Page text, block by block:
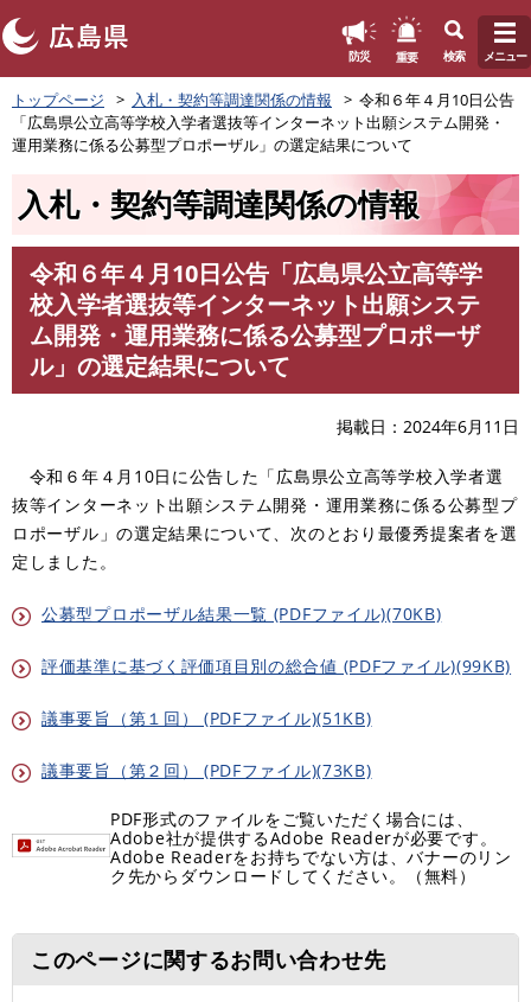
ペ
ー
ジ
の
防災 重要 検索 メニュー
トップページ 入札・契約等調達関係の情報
令和６年４月10日公告
「広島県公立高等学校入学者選抜等インターネット出願システム開発・
運用業務に係る公募型プロポーザル」の選定結果について
入札・契約等調達関係の情報
令和６年４月10日公告「広島県公立高等学
校入学者選抜等インターネット出願システ
ム開発・運用業務に係る公募型プロポーザ
ル」の選定結果について
掲載日 2024年6月11日
令和６年４月10日に公告した「広島県公立高等学校入学者選
抜等インターネット出願システム開発・運用業務に係る公募型プ
ロポーザル」の選定結果について、次のとおり最優秀提案者を選
定しました。
公募型プロポーザル結果一覧 (PDFファイル)(70KB)
評価基準に基づく評価項目別の総合値 (PDFファイル)(99KB)
議事要旨（第１回） (PDFファイル)(51KB)
議事要旨（第２回） (PDFファイル)(73KB)
PDF形式のファイルをご覧いただく場合には、
Adobe社が提供するAdobe Readerが必要です。
Adobe Readerをお持ちでない方は、バナーのリン
ク先からダウンロードしてください。（無料）
このページに関するお問い合わせ先